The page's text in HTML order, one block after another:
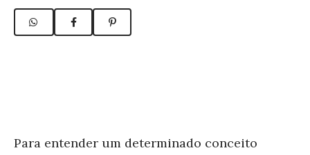
Para entender um determinado conceito